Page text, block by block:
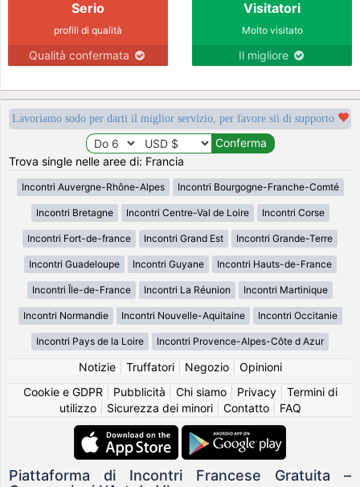
Serio
profili di qualità
Qualità confermata
Visitatori
Molto visitato
Il migliore
Lavoriamo sodo per darti il miglior servizio, per favore sii di supporto
Trova single nelle aree di: Francia
Incontri Auvergne-Rhône-Alpes Incontri Bourgogne-Franche-Comté
Incontri Bretagne Incontri Centre-Val de Loire Incontri Corse
Incontri Fort-de-france Incontri Grand Est Incontri Grande-Terre
Incontri Guadeloupe Incontri Guyane Incontri Hauts-de-France
Incontri Île-de-France Incontri La Réunion Incontri Martinique
Incontri Normandie Incontri Nouvelle-Aquitaine Incontri Occitanie
Incontri Pays de la Loire Incontri Provence-Alpes-Côte d Azur
Notizie| Truffatori| Negozio| Opinioni
Cookie e GDPR
Pubblicità Chi siamo| Privacy| Termini di
utilizzo| Sicurezza dei minori| Contatto| FAQ
Piattaforma di Incontri Francese Gratuita –